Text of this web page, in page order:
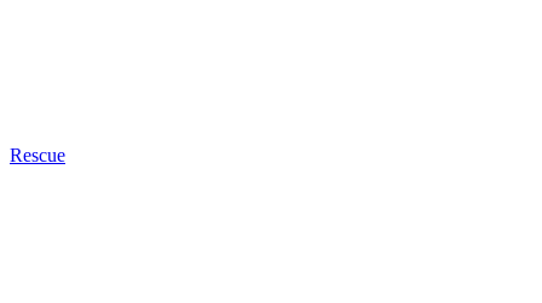
Rescue